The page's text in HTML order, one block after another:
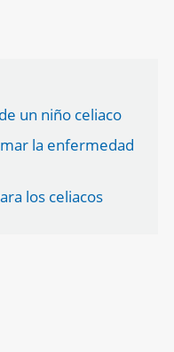
un niño celiaco
la enfermedad
los celiacos